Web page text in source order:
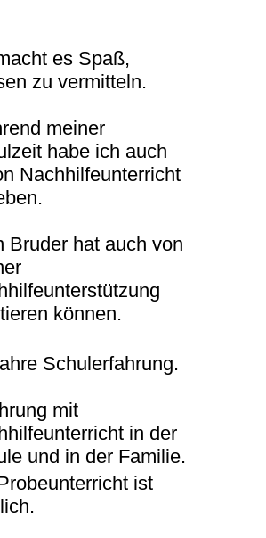
es Spaß,
zu vermitteln.
meiner
habe ich auch
Nachhilfeunterricht
Bruder hat auch von
können.
Schulerfahrung.
mit
in der
und in der Familie.
ist